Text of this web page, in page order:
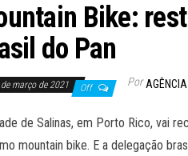
Bike:
do Pan
março de 2021 Off Por
de Salinas, em Porto Rico, vai
mountain bike. E a delegação